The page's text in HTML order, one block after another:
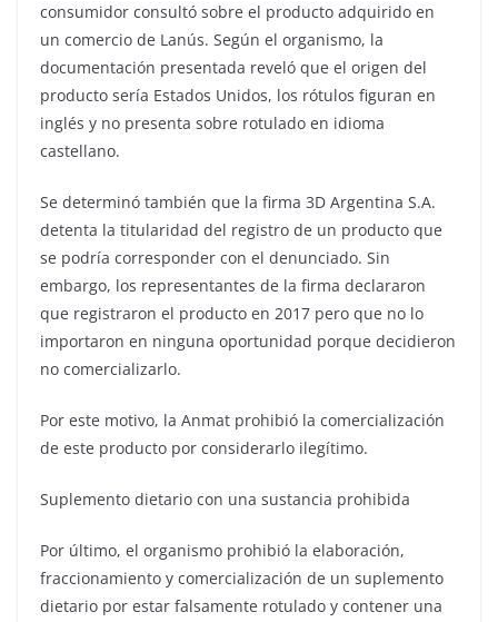
consumidor consultó sobre el producto adquirido en
un comercio de Lanús. Según el organismo, la
documentación presentada reveló que el origen del
producto sería Estados Unidos, los rótulos figuran en
inglés y no presenta sobre rotulado en idioma
castellano.
Se determinó también que la firma 3D Argentina S.A.
detenta la titularidad del registro de un producto que
se podría corresponder con el denunciado. Sin
embargo, los representantes de la firma declararon
que registraron el producto en 2017 pero que no lo
importaron en ninguna oportunidad porque decidieron
no comercializarlo.
Por este motivo, la Anmat prohibió la comercialización
de este producto por considerarlo ilegítimo.
Suplemento dietario con una sustancia prohibida
Por último, el organismo prohibió la elaboración,
fraccionamiento y comercialización de un suplemento
dietario por estar falsamente rotulado y contener una